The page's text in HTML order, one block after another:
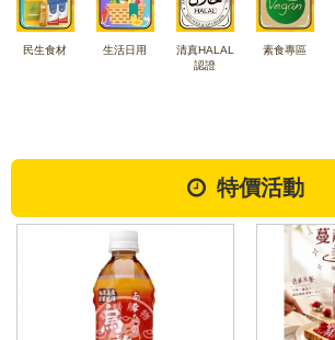
民生食材 生活日用
清真HALAL
認證
素食專區
特價活動